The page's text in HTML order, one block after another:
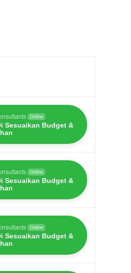
Online
Sesuaikan Budget &
Online
Sesuaikan Budget &
Online
Sesuaikan Budget &